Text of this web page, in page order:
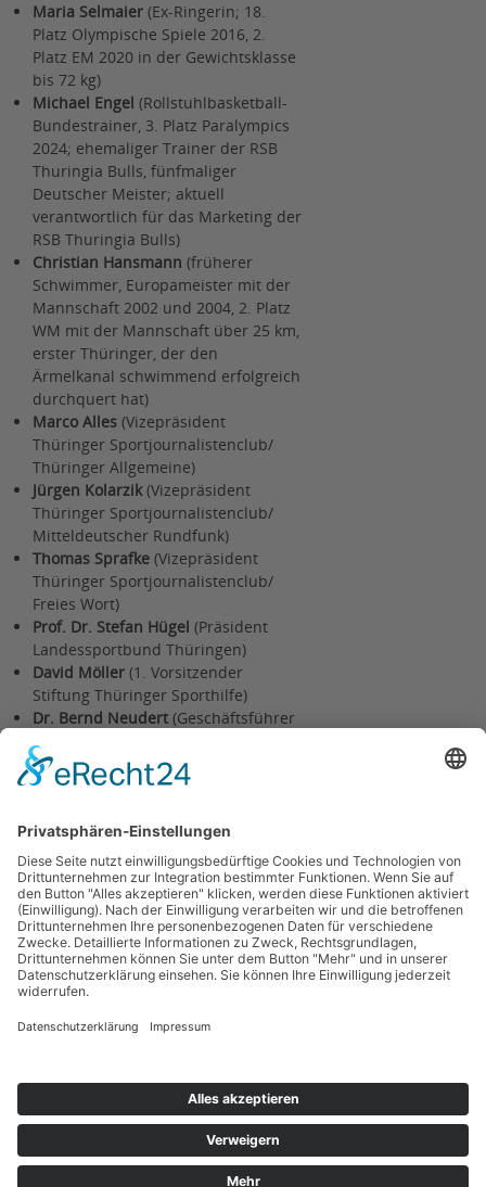
Maria Selmaier (Ex-Ringerin; 18.
Platz Olympische Spiele 2016, 2.
Platz EM 2020 in der Gewichtsklasse
bis 72 kg)
Michael Engel (Rollstuhlbasketball-
Bundestrainer, 3. Platz Paralympics
2024; ehemaliger Trainer der RSB
Thuringia Bulls, fünfmaliger
Deutscher Meister; aktuell
verantwortlich für das Marketing der
RSB Thuringia Bulls)
Christian Hansmann (früherer
Schwimmer, Europameister mit der
Mannschaft 2002 und 2004, 2. Platz
WM mit der Mannschaft über 25 km,
erster Thüringer, der den
Ärmelkanal schwimmend erfolgreich
durchquert hat)
Marco Alles (Vizepräsident
Thüringer Sportjournalistenclub/
Thüringer Allgemeine)
Jürgen Kolarzik(Vizepräsident
Thüringer Sportjournalistenclub/
Mitteldeutscher Rundfunk)
Thomas Sprafke (Vizepräsident
Thüringer Sportjournalistenclub/
Freies Wort)
Prof. Dr. Stefan Hügel (Präsident
Landessportbund Thüringen)
David Möller (1. Vorsitzender
Stiftung Thüringer Sporthilfe)
Dr. Bernd Neudert (Geschäftsführer
Leistungssport LSB Thüringen/ Leiter
Olympiastützpunkt Thüringen)
Sportlerwahl 2024
Zurück
Kontakt Impressum